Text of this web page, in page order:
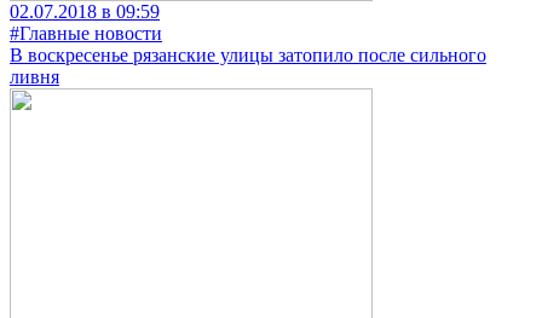
02.07.2018 в 09:59
#Главные новости
В воскресенье рязанские улицы затопило после сильного
ливня